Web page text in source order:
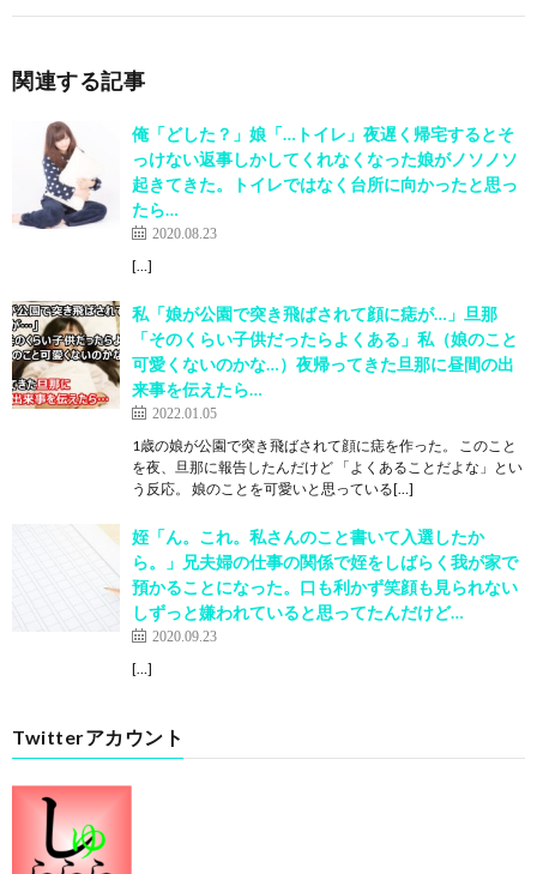
関連する記事
俺「どした？」娘「…トイレ」夜遅く帰宅するとそ
っけない返事しかしてくれなくなった娘がノソノソ
起きてきた。トイレではなく台所に向かったと思っ
たら…
2020.08.23
[…]
私「娘が公園で突き飛ばされて顔に痣が…」旦那
「そのくらい子供だったらよくある」私（娘のこと
可愛くないのかな…）夜帰ってきた旦那に昼間の出
来事を伝えたら…
2022.01.05
1歳の娘が公園で突き飛ばされて顔に痣を作った。 このこと
を夜、旦那に報告したんだけど 「よくあることだよな」とい
う反応。 娘のことを可愛いと思っている[…]
姪「ん。これ。私さんのこと書いて入選したか
ら。」兄夫婦の仕事の関係で姪をしばらく我が家で
預かることになった。口も利かず笑顔も見られない
しずっと嫌われていると思ってたんだけど…
2020.09.23
[…]
Twitterアカウント